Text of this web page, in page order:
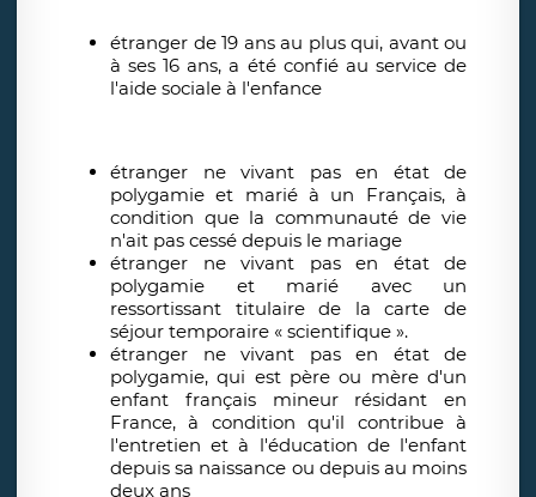
étranger de 19 ans au plus qui, avant ou
à ses 16 ans, a été confié au service de
l'aide sociale à l'enfance
étranger ne vivant pas en état de
polygamie et marié à un Français, à
condition que la communauté de vie
n'ait pas cessé depuis le mariage
étranger ne vivant pas en état de
polygamie et marié avec un
ressortissant titulaire de la carte de
séjour temporaire « scientifique ».
étranger ne vivant pas en état de
polygamie, qui est père ou mère d'un
enfant français mineur résidant en
France, à condition qu'il contribue à
l'entretien et à l'éducation de l'enfant
depuis sa naissance ou depuis au moins
deux ans